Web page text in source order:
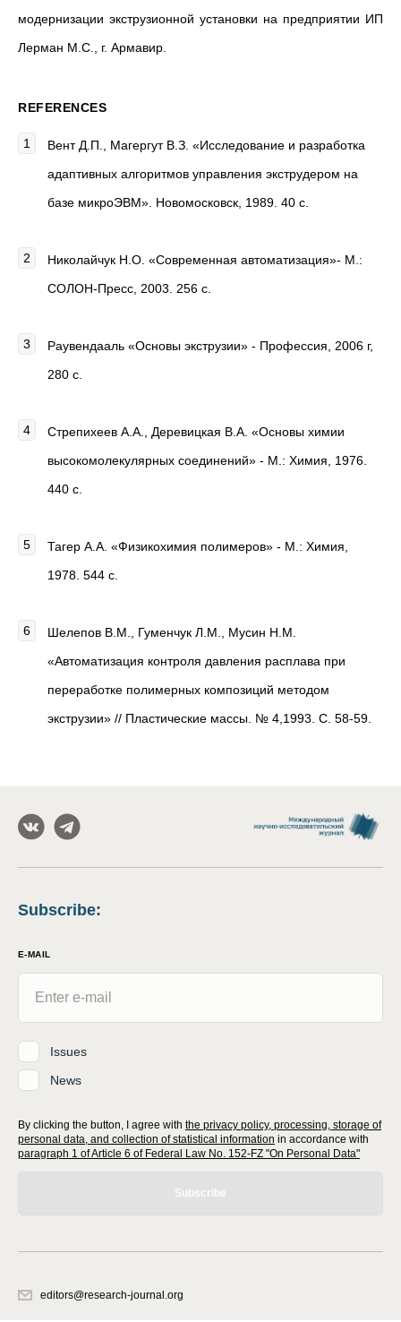
модернизации экструзионной установки на предприятии ИП
Лерман М.С., г. Армавир.
REFERENCES
Вент Д.П., Магергут В.З. «Исследование и разработка
адаптивных алгоритмов управления экструдером на
базе микроЭВМ». Новомосковск, 1989. 40 с.
Николайчук Н.О. «Современная автоматизация»- М.:
СОЛОН-Пресс, 2003. 256 с.
Раувендааль «Основы экструзии» - Профессия, 2006 г,
280 с.
Стрепихеев А.А., Деревицкая В.А. «Основы химии
высокомолекулярных соединений» - М.: Химия, 1976.
440 с.
Тагер А.А. «Физикохимия полимеров» - М.: Химия,
1978. 544 с.
Шелепов В.М., Гуменчук Л.М., Мусин Н.М.
«Автоматизация контроля давления расплава при
переработке полимерных композиций методом
экструзии» // Пластические массы. № 4,1993. С. 58-59.
Subscribe:
E-MAIL
Issues
News
By clicking the button, I agree with the privacy policy, processing, storage of
personal data, and collection of statistical information in accordance with
paragraph 1 of Article 6 of Federal Law No. 152-FZ "On Personal Data"
Subscribe
editors@research-journal.org